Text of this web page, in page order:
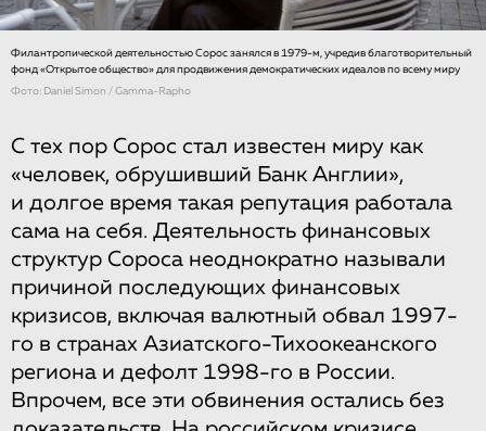
Филантропической деятельностью Сорос занялся в 1979-м, учредив благотворительный
фонд «Открытое общество» для продвижения демократических идеалов по всему миру
Фото: Daniel Simon / Gamma-Rapho
С тех пор Сорос стал известен миру как
«человек, обрушивший Банк Англии»,
и долгое время такая репутация работала
сама на себя. Деятельность финансовых
структур Сороса неоднократно называли
причиной последующих финансовых
кризисов, включая валютный обвал 1997-
го в странах Азиатского-Тихоокеанского
региона и дефолт 1998-го в России.
Впрочем, все эти обвинения остались без